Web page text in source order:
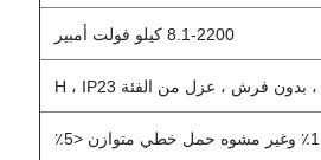
8.1-2200 كيلو فولت أمبير